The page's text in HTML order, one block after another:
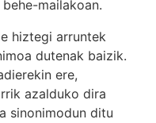
behe-mailakoan.
hiztegi arruntek
dutenak baizik.
ere,
azalduko dira
sinonimodun ditu